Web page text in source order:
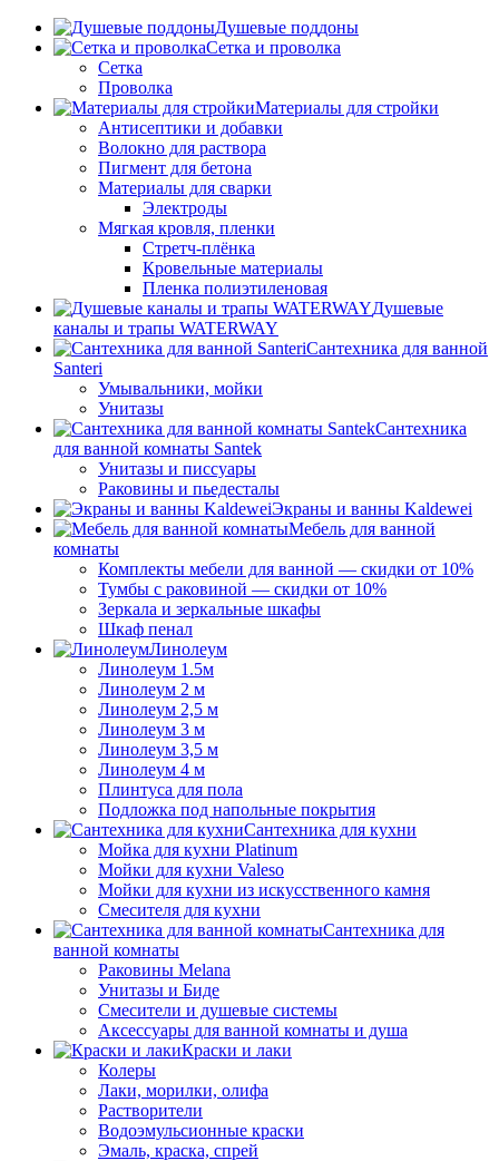
Душевые поддоны
Сетка и проволка
Сетка
Проволка
Материалы для стройки
Антисептики и добавки
Волокно для раствора
Пигмент для бетона
Материалы для сварки
Электроды
Мягкая кровля, пленки
Стретч-плёнка
Кровельные материалы
Пленка полиэтиленовая
Душевые
каналы и трапы WATERWAY
Сантехника для ванной
Santeri
Умывальники, мойки
Унитазы
Сантехника
для ванной комнаты Santek
Унитазы и писсуары
Раковины и пьедесталы
Экраны и ванны Kaldewei
Мебель для ванной
комнаты
Комплекты мебели для ванной — скидки от 10%
Тумбы с раковиной — скидки от 10%
Зеркала и зеркальные шкафы
Шкаф пенал
Линолеум
Линолеум 1.5м
Линолеум 2 м
Линолеум 2,5 м
Линолеум 3 м
Линолеум 3,5 м
Линолеум 4 м
Плинтуса для пола
Подложка под напольные покрытия
Сантехника для кухни
Мойка для кухни Platinum
Мойки для кухни Valeso
Мойки для кухни из искусственного камня
Смесителя для кухни
Сантехника для
ванной комнаты
Раковины Melana
Унитазы и Биде
Смесители и душевые системы
Аксессуары для ванной комнаты и душа
Краски и лаки
Колеры
Лаки, морилки, олифа
Растворители
Водоэмульсионные краски
Эмаль, краска, спрей